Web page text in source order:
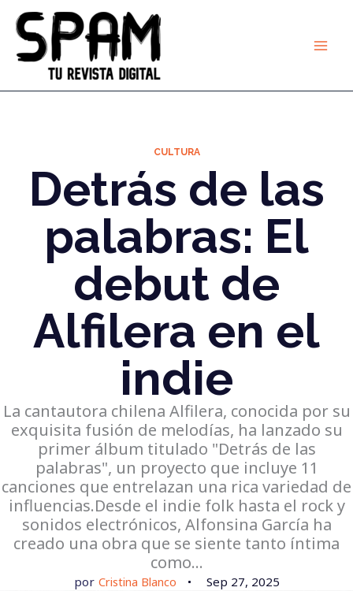
contenido
CULTURA
Detrás de las
palabras: El
debut de
Alfilera en el
indie
La cantautora chilena Alfilera, conocida por su
exquisita fusión de melodías, ha lanzado su
primer álbum titulado "Detrás de las
palabras", un proyecto que incluye 11
canciones que entrelazan una rica variedad de
influencias.Desde el indie folk hasta el rock y
sonidos electrónicos, Alfonsina García ha
creado una obra que se siente tanto íntima
como…
por Cristina Blanco Sep 27, 2025